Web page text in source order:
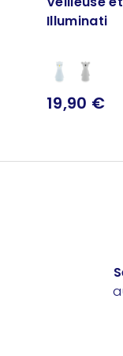
Illuminati
19,90 €